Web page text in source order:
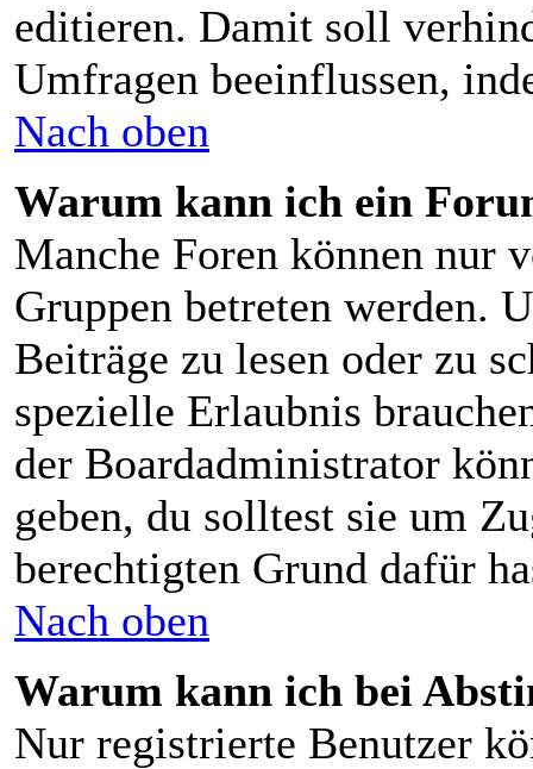
editieren. Damit soll
Umfragen beeinflussen,
Nach oben
Warum kann ich ein
Manche Foren können nur
Gruppen betreten werden.
Beiträge zu lesen oder zu
spezielle Erlaubnis
der Boardadministrator
geben, du solltest sie um
berechtigten Grund dafür
Nach oben
Warum kann ich bei
Nur registrierte Benutzer